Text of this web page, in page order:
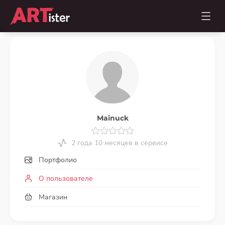
Mainuck
2 года 10 месяцев в сервисе
Портфолио
О пользователе
Магазин